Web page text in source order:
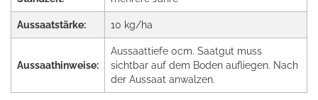
Aussaatstärke: 10 kg/ha
Aussaathinweise:
Aussaattiefe 0cm. Saatgut muss
sichtbar auf dem Boden aufliegen. Nach
der Aussaat anwalzen.